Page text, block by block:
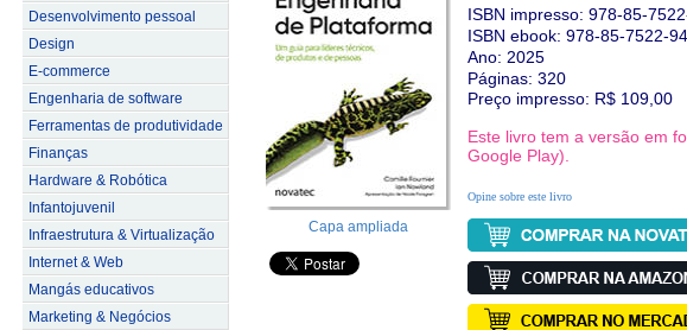
Desenvolvimento pessoal
Design
E-commerce
Engenharia de software
Ferramentas de produtividade
Finanças
Hardware & Robótica
Infantojuvenil
Infraestrutura & Virtualização
Internet & Web
Mangás educativos
Marketing & Negócios
Capa ampliada
ISBN impresso: 978-85-
ISBN ebook: 978-85-7522-
Ano: 2025
Páginas: 320
Preço impresso: R$ 109,00
Este livro tem a versão em
Google Play).
Opine sobre este livro